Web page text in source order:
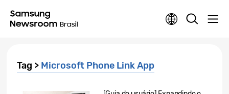
Tag > Microsoft Phone Link App